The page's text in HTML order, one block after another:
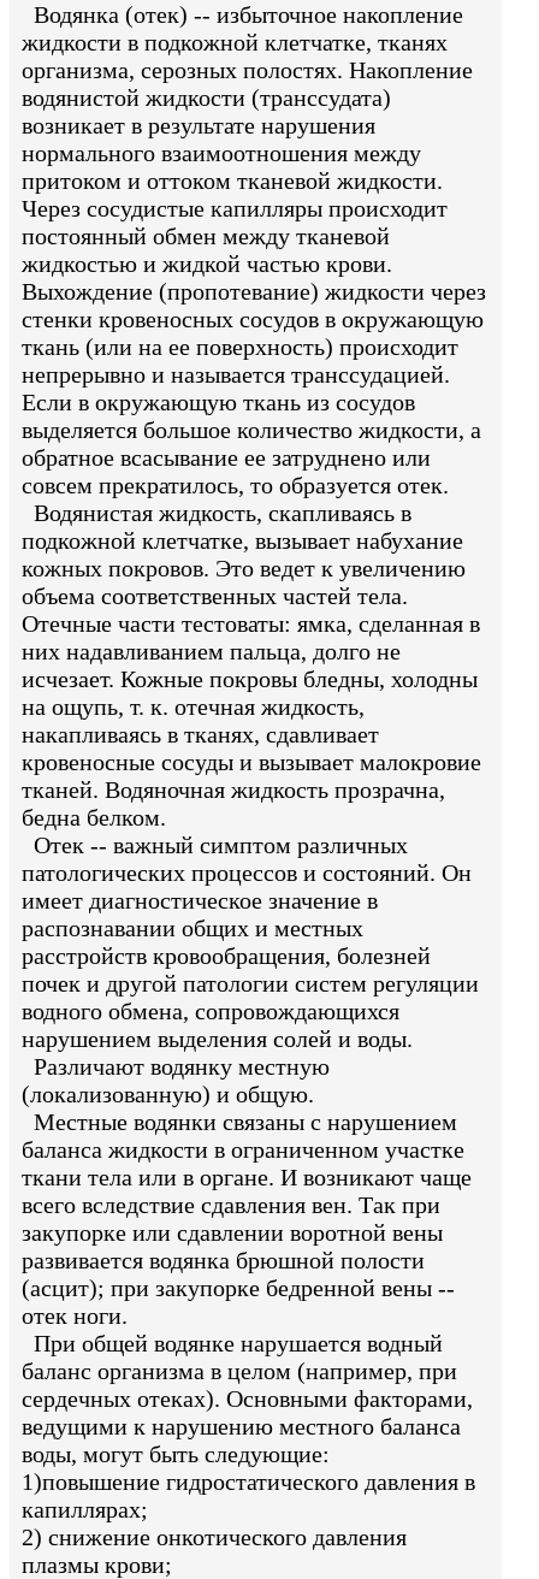
Водянка (отек) -- избыточное накопление
жидкости в подкожной клетчатке, тканях
организма, серозных полостях. Накопление
водянистой жидкости (транссудата)
возникает в результате нарушения
нормального взаимоотношения между
притоком и оттоком тканевой жидкости.
Через сосудистые капилляры происходит
постоянный обмен между тканевой
жидкостью и жидкой частью крови.
Выхождение (пропотевание) жидкости через
стенки кровеносных сосудов в окружающую
ткань (или на ее поверхность) происходит
непрерывно и называется транссудацией.
Если в окружающую ткань из сосудов
выделяется большое количество жидкости, а
обратное всасывание ее затруднено или
совсем прекратилось, то образуется отек.
Водянистая жидкость, скапливаясь в
подкожной клетчатке, вызывает набухание
кожных покровов. Это ведет к увеличению
объема соответственных частей тела.
Отечные части тестоваты: ямка, сделанная в
них надавливанием пальца, долго не
исчезает. Кожные покровы бледны, холодны
на ощупь, т. к. отечная жидкость,
накапливаясь в тканях, сдавливает
кровеносные сосуды и вызывает малокровие
тканей. Водяночная жидкость прозрачна,
бедна белком.
Отек -- важный симптом различных
патологических процессов и состояний. Он
имеет диагностическое значение в
распознавании общих и местных
расстройств кровообращения, болезней
почек и другой патологии систем регуляции
водного обмена, сопровождающихся
нарушением выделения солей и воды.
Различают водянку местную
(локализованную) и общую.
Местные водянки связаны с нарушением
баланса жидкости в ограниченном участке
ткани тела или в органе. И возникают чаще
всего вследствие сдавления вен. Так при
закупорке или сдавлении воротной вены
развивается водянка брюшной полости
(асцит); при закупорке бедренной вены --
отек ноги.
При общей водянке нарушается водный
баланс организма в целом (например, при
сердечных отеках). Основными факторами,
ведущими к нарушению местного баланса
воды, могут быть следующие:
1)повышение гидростатического давления в
капиллярах;
2) снижение онкотического давления
плазмы крови;